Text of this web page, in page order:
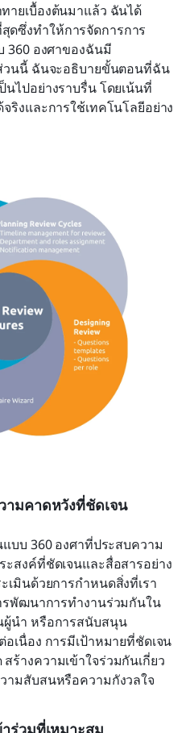
ายเบื้องต้นมาแล้ว ฉันได้
ซึ่งทำให้การจัดการการ
360 องศาของฉันมี
วนนี้ ฉันจะอธิบายขั้นตอนที่ฉัน
นไปอย่างราบรื่น โดยเน้นที่
ริงและการใช้เทคโนโลยีอย่าง
ามคาดหวังที่ชัดเจน
บบ 360 องศาที่ประสบความ
ะสงค์ที่ชัดเจนและสื่อสารอย่าง
เมินด้วยการกำหนดสิ่งที่เรา
รพัฒนาการทำงานร่วมกันใน
นำ หรือการสนับสนุน
เนื่อง การมีเป้าหมายที่ชัดเจน
ร้างความเข้าใจร่วมกันเกี่ยว
ามสับสนหรือความกังวลใจ
ร่วมที่เหมาะสม